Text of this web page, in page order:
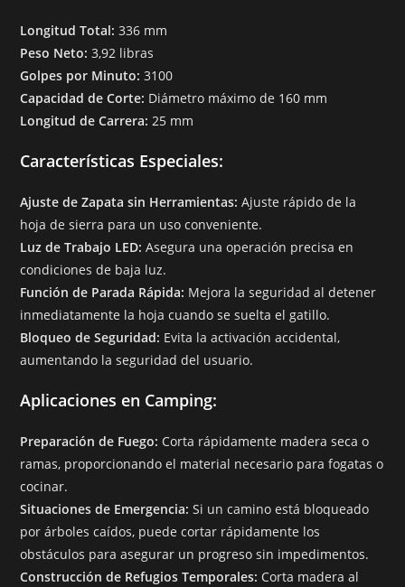
Longitud Total: 336 mm
Peso Neto: 3,92 libras
Golpes por Minuto: 3100
Capacidad de Corte: Diámetro máximo de 160 mm
Longitud de Carrera: 25 mm
Características Especiales:
Ajuste de Zapata sin Herramientas: Ajuste rápido de la
hoja de sierra para un uso conveniente.
Luz de Trabajo LED: Asegura una operación precisa en
condiciones de baja luz.
Función de Parada Rápida: Mejora la seguridad al detener
inmediatamente la hoja cuando se suelta el gatillo.
Bloqueo de Seguridad: Evita la activación accidental,
aumentando la seguridad del usuario.
Aplicaciones en Camping:
Preparación de Fuego: Corta rápidamente madera seca o
ramas, proporcionando el material necesario para fogatas o
cocinar.
Situaciones de Emergencia: Si un camino está bloqueado
por árboles caídos, puede cortar rápidamente los
obstáculos para asegurar un progreso sin impedimentos.
Construcción de Refugios Temporales: Corta madera al